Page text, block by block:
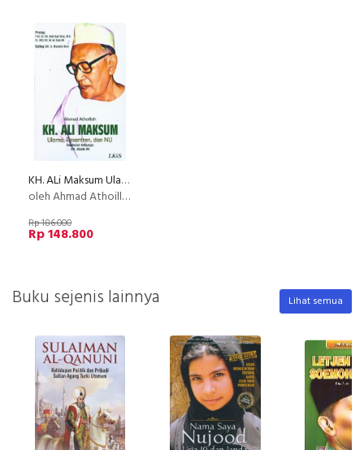
KH. ALi Maksum Ulama, Pesantren, dan NU (lkis)
oleh Ahmad Athoillah
Rp 186.000
Rp 148.800
Buku sejenis lainnya Lihat semua